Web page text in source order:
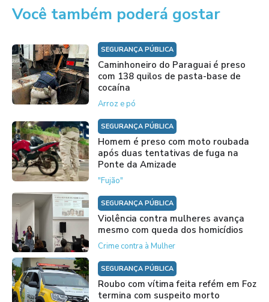
Você também poderá gostar
SEGURANÇA PÚBLICA
Caminhoneiro do Paraguai é preso
com 138 quilos de pasta-base de
cocaína
Arroz e pó
SEGURANÇA PÚBLICA
Homem é preso com moto roubada
após duas tentativas de fuga na
Ponte da Amizade
"Fujão"
SEGURANÇA PÚBLICA
Violência contra mulheres avança
mesmo com queda dos homicídios
Crime contra à Mulher
SEGURANÇA PÚBLICA
Roubo com vítima feita refém em Foz
termina com suspeito morto